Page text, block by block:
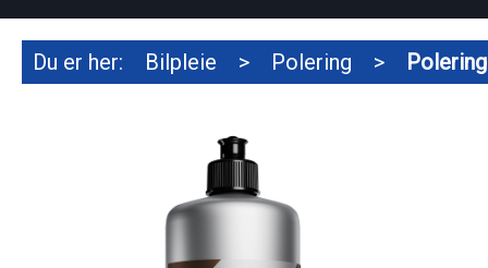
Du er her: Bilpleie > Polering >